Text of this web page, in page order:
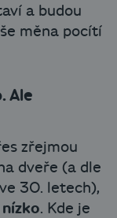
a budou
měna pocítí
Ale
zřejmou
dveře (a dle
30. letech),
. Kde je